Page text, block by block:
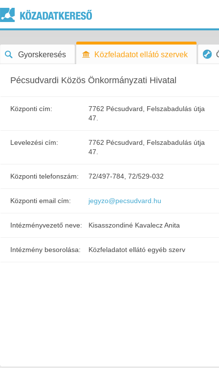
Gyorskeresés Közfeladatot ellátó szervek
Pécsudvardi Közös Önkormányzati Hivatal
Központi cím:
7762 Pécsudvard, Felszabadulás útja
47.
Levelezési cím:
7762 Pécsudvard, Felszabadulás útja
47.
Központi telefonszám: 72/497-784, 72/529-032
Központi email cím: jegyzo@pecsudvard.hu
Intézményvezető neve: Kisasszondiné Kavalecz Anita
Intézmény besorolása: Közfeladatot ellátó egyéb szerv